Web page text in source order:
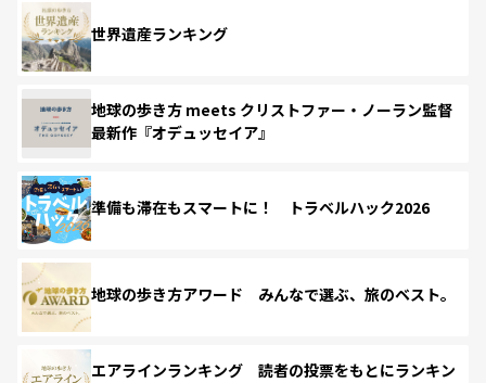
世界遺産ランキング
地球の歩き方 meets クリストファー・ノーラン監督
最新作『オデュッセイア』
準備も滞在もスマートに！ トラベルハック2026
地球の歩き方アワード みんなで選ぶ、旅のベスト。
エアラインランキング 読者の投票をもとにランキン